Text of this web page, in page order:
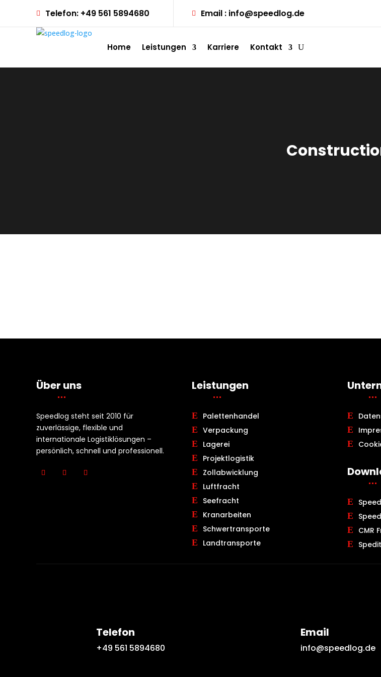
Telefon: +49 561 5894680 Email : info@speedlog.de
Home Leistungen Karriere Kontakt
Über uns
Speedlog steht seit 2010 für
zuverlässige, flexible und
internationale Logistiklösungen –
persönlich, schnell und professionell.
Leistungen
Palettenhandel
Verpackung
Lagerei
Projektlogistik
Zollabwicklung
Luftfracht
Seefracht
Kranarbeiten
Schwertransporte
Landtransporte
CMR
Telefon
+49 561 5894680
Email
info@speedlog.de